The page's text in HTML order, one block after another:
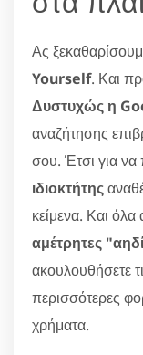
Ας
Yourself. Και
Δυστυχώς η
αναζήτησης
σου. Έτσι για να
ιδιοκτήτης
κείμενα. Και όλα
αμέτρητες
ακουλουθήσετε
περισσότερες
χρήματα.